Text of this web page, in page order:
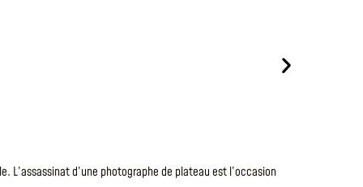
L’assassinat d’une photographe de plateau est l’occasion